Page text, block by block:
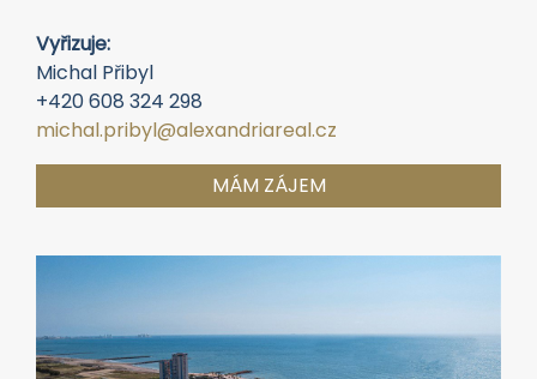
Vyřizuje:
Michal Přibyl
+420 608 324 298
michal.pribyl@alexandriareal.cz
MÁM ZÁJEM